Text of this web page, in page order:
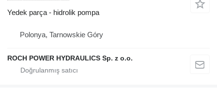
Yedek parça - hidrolik pompa
Polonya, Tarnowskie Góry
ROCH POWER HYDRAULICS Sp. z o.o.